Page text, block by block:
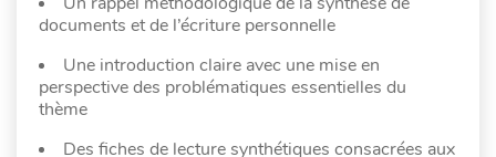
documents et de l’écriture personnelle
Une introduction claire avec une mise en
perspective des problématiques essentielles du
thème
Des fiches de lecture synthétiques consacrées aux